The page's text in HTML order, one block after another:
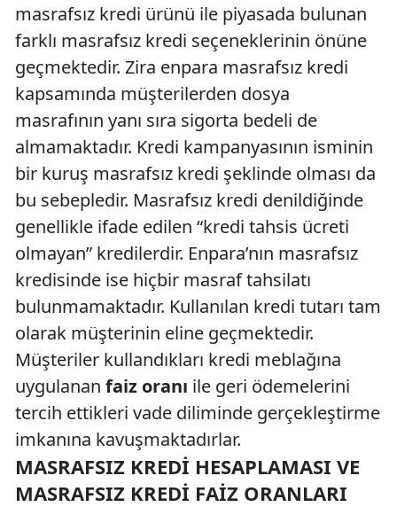
masrafsız kredi ürünü ile piyasada bulunan
farklı masrafsız kredi seçeneklerinin önüne
geçmektedir. Zira enpara masrafsız kredi
kapsamında müşterilerden dosya
masrafının yanı sıra sigorta bedeli de
almamaktadır. Kredi kampanyasının isminin
bir kuruş masrafsız kredi şeklinde olması da
bu sebepledir. Masrafsız kredi denildiğinde
genellikle ifade edilen “kredi tahsis ücreti
olmayan” kredilerdir. Enpara’nın masrafsız
kredisinde ise hiçbir masraf tahsilatı
bulunmamaktadır. Kullanılan kredi tutarı tam
olarak müşterinin eline geçmektedir.
Müşteriler kullandıkları kredi meblağına
uygulanan faiz oranı ile geri ödemelerini
tercih ettikleri vade diliminde gerçekleştirme
imkanına kavuşmaktadırlar.
MASRAFSIZ KREDI HESAPLAMASI VE
MASRAFSIZ KREDI FAIZ ORANLARI